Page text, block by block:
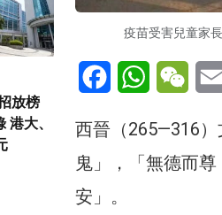
疫苗受害兒童家
FacebookWhatsApp
西晉（265—316）
鬼」，「無德而
安」。
放榜
港大、